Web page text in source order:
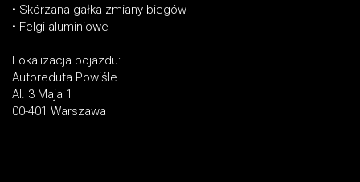
• Skórzana gałka zmiany biegów
• Felgi aluminiowe
Lokalizacja pojazdu:
Autoreduta Powiśle
Al. 3 Maja 1
00-401 Warszawa